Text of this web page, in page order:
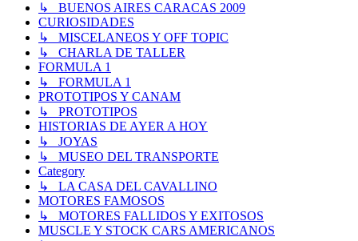
↳ BUENOS AIRES CARACAS 2009
CURIOSIDADES
↳ MISCELANEOS Y OFF TOPIC
↳ CHARLA DE TALLER
FORMULA 1
↳ FORMULA 1
PROTOTIPOS Y CANAM
↳ PROTOTIPOS
HISTORIAS DE AYER A HOY
↳ JOYAS
↳ MUSEO DEL TRANSPORTE
Category
↳ LA CASA DEL CAVALLINO
MOTORES FAMOSOS
↳ MOTORES FALLIDOS Y EXITOSOS
MUSCLE Y STOCK CARS AMERICANOS